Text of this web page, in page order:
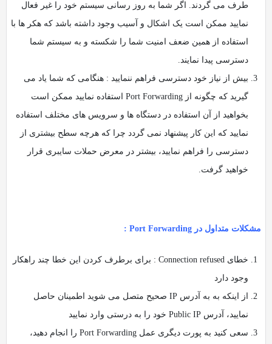
طرف می گردند. اگر شما به روز رسانی سیستم خود را غیر فعال
نمایید ممکن است یک اشکال و آسیب وجود داشته باشد که هکر ها با
استفاده از همین ضعف امنیت شما را شکسته و به سیستم شما
دسترسی پیدا نمایند.
بیش از نیاز خود دسترسی فراهم ننمایید : هنگامی که شما یاد می
گیرید که چگونه از Port Forwarding استفاده نمایید ممکن است
بخواهید از آن استفاده در دستگاه ها و سرویس های مختلف استفاده
نمایید که این کار پیشنهاد نمی گردد چرا که هرچه سطح بیشتری از
دسترسی را فراهم نمایید، بیشتر در معرض حملات سایبری قرار
خواهید گرفت.
مشکلات متداول در Port Forwarding :
خطای Connection refused : برای برطرف کردن این خطا چند راهکار
وجود دارد
از اینکه به به آدرس IP صحیح متصل می شوید اطمینان حاصل
نمایید، آدرس Public IP خود را به درستی وارد نمایید
سعی کنید به پورت دیگری عمل Port Forwarding را انجام دهید،